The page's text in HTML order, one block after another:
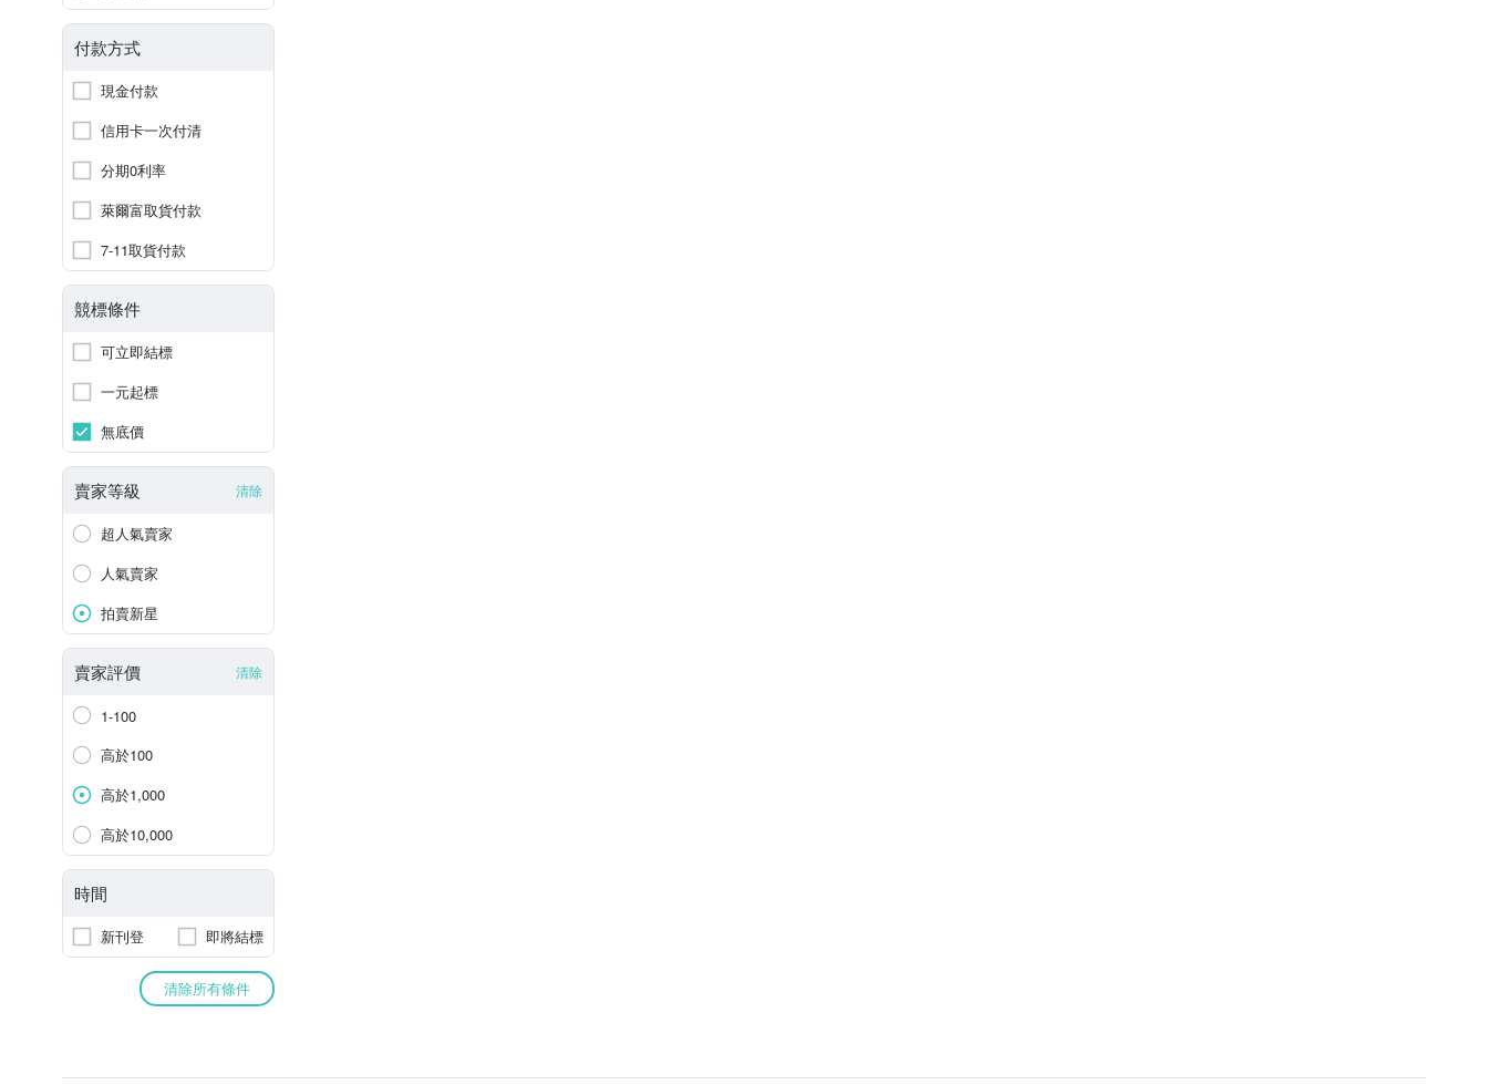
付款方式
現金付款
信用卡一次付清
分期0利率
萊爾富取貨付款
7-11取貨付款
競標條件
可立即結標
一元起標
無底價
賣家等級 清除
超人氣賣家
人氣賣家
拍賣新星
賣家評價 清除
1-100
高於100
高於1,000
高於10,000
時間
新刊登 即將結標
清除所有條件